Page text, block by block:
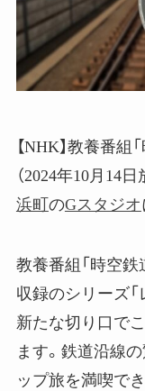
【NHK】教養番
（2024年10月14日
浜町のGスタジオ
教養番組「時空鉄
収録のシリーズ「
新たな切り口で
ます。鉄道沿線
ップ旅を満喫で